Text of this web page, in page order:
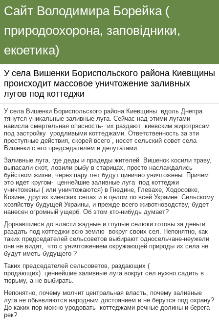
Сайт Володимира Борейка (
природоохорона, заповідники,
екоетика)
У села Вишенки Бориспольского района Киевщины
происходит массовое уничтожение заливных
лугов под коттеджи
У села Вишенки Бориспольского района Киевщины вдоль Днепра
тянутся уникальные заливные луга. Сейчас над этими лугами
нависла смертельная опасность- их раздают киевским жиротрясам
под застройку уродливыми коттеджами. Ответственность за эти
преступные действия, скорей всего , несет сельский совет села
Вишенки с его председателем и депутатами.
Заливные луга, где деды и прадеды жителей Вишенок косили траву,
выпасали скот, ловили рыбу в старицах, просто наслаждались
буйством жизни, через пару лет будут цинично уничтожены. Причем
это идет кругом- ценнейшие заливные луга под коттеджи
уничтожены ( или уничтожаются) в Гнедине, Глевахе, Ходосовке,
Козине, других киевских селах и в целом по всей Украине. Сельскому
хозяйству будущей Украины, и прежде всего животноводству, будет
нанесен огромный ущерб. Об этом кто-нибудь думает?
Дорвавшиеся до власти жадные и глупые селюки готовы за деньги
раздать под коттеджи всю землю вокруг своих сел. Непонятно, как
таких председателей сельсоветов выбирают односельчане-неужели
они не видят, что с уничтожением окружающей природы их села не
будут иметь будущего ?
Таких председателей сельсоветов, раздающих (
продающих) ценнейшие заливные луга вокруг сел нужно садить в
тюрьму, а не выбирать.
Непонятно, почему молчит центральная власть, почему заливные
луга не обьявляются народным достоянием и не берутся под охрану?
До каких пор можно уродовать коттеджами речные долины и берега
рек?